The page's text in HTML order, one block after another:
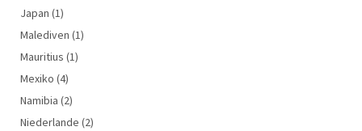
Japan (1)
Malediven (1)
Mauritius (1)
Mexiko (4)
Namibia (2)
Niederlande (2)